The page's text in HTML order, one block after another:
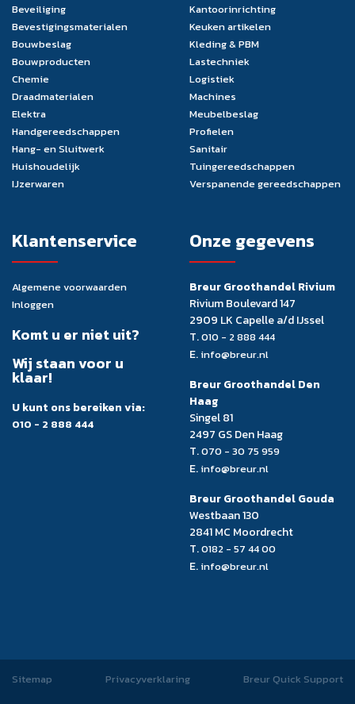
Beveiliging
Bevestigingsmaterialen
Bouwbeslag
Bouwproducten
Chemie
Draadmaterialen
Elektra
Handgereedschappen
Hang- en Sluitwerk
Huishoudelijk
IJzerwaren
Kantoorinrichting
Keuken artikelen
Kleding & PBM
Lastechniek
Logistiek
Machines
Meubelbeslag
Profielen
Sanitair
Tuingereedschappen
Verspanende gereedschappen
Klantenservice
Algemene voorwaarden
Inloggen
Komt u er niet uit?
Wij staan voor u
klaar!
U kunt ons bereiken via:
010 - 2 888 444
Onze gegevens
Breur Groothandel Rivium
Rivium Boulevard 147
2909 LK Capelle a/d IJssel
T.010 - 2 888 444
E. info@breur.nl
Breur Groothandel Den
Haag
Singel 81
2497 GS Den Haag
T.070 - 30 75 959
E. info@breur.nl
Breur Groothandel Gouda
Westbaan 130
2841 MC Moordrecht
T.0182 - 57 44 00
E. info@breur.nl
Sitemap Privacyverklaring Breur Quick Support